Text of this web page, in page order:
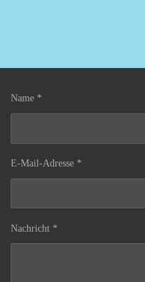
Name *
E-Mail-Adresse *
Nachricht *